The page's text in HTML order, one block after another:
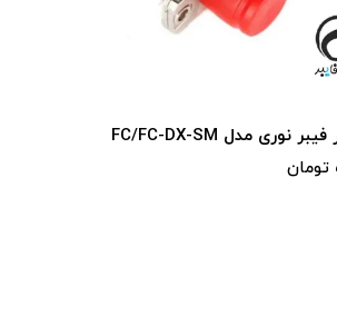
آداپتور فیبر نوری FC/FC-SX-SM-APC-